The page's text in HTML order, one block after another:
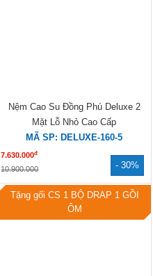
- 30%
Nệm Cao Su Đồng Phú Deluxe 2
Mặt Lỗ Nhỏ Cao Cấp
MÃ SP: DELUXE-160-5
7.630.000đ
10.900.000
Tặng gối CS 1 BỘ DRAP 1 GỒI
ÔM